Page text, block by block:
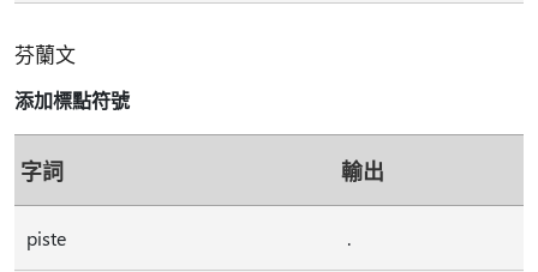
芬蘭文
添加標點符號
字詞 輸出
piste .